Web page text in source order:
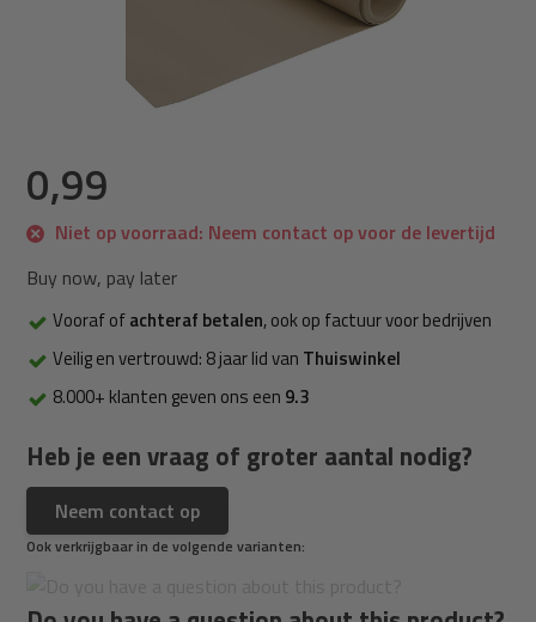
0,99
Niet op voorraad: Neem contact op voor de levertijd
Buy now, pay later
Vooraf ofachteraf betalen, ook op factuur voor bedrijven
Veilig en vertrouwd: 8 jaar lid van Thuiswinkel
8.000+ klanten geven ons een 9.3
Heb je een vraag of groter aantal nodig?
Neem contact op
Ook verkrijgbaar in de volgende varianten: